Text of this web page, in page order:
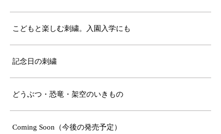
こどもと楽しむ刺繍。入園入学にも
記念日の刺繍
どうぶつ・恐竜・架空のいきもの
Coming Soon（今後の発売予定）